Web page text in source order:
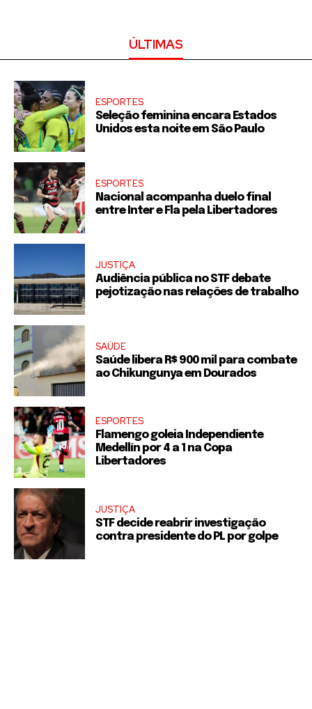
ÚLTIMAS
ESPORTES
Seleção feminina encara Estados
Unidos esta noite em São Paulo
ESPORTES
Nacional acompanha duelo final
entre Inter e Fla pela Libertadores
JUSTIÇA
Audiência pública no STF debate
pejotização nas relações de trabalho
SAÚDE
Saúde libera R$ 900 mil para combate
ao Chikungunya em Dourados
ESPORTES
Flamengo goleia Independiente
Medellín por 4 a 1 na Copa
Libertadores
JUSTIÇA
STF decide reabrir investigação
contra presidente do PL por golpe